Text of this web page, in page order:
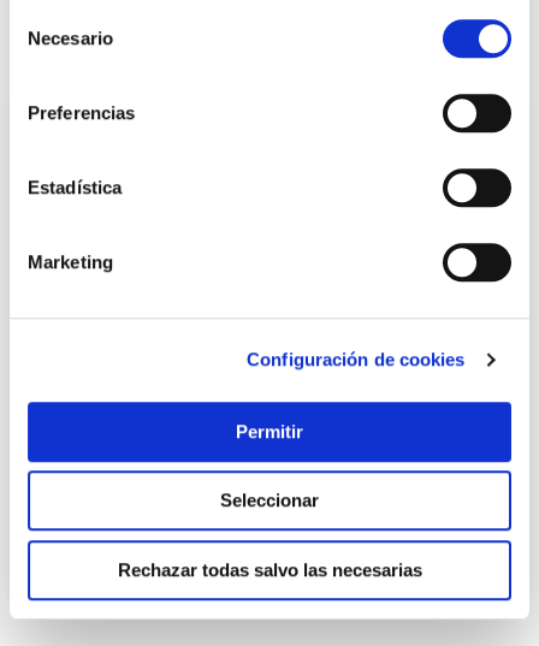
Necesario
Preferencias
Estadística
Marketing
Configuración de cookies
Permitir
Seleccionar
Rechazar todas salvo las necesarias
Rodillo tinta etiquetadora meto 5 uds
Meto
13,46 €
Añadir al carrito